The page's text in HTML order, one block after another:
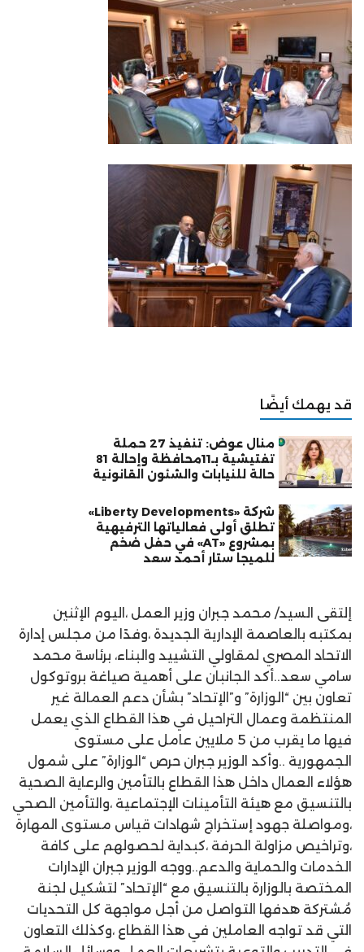
قد يهمك أيضًا
منال عوض: تنفيذ 27 حملة
تفتيشية بـ11محافظة وإحالة 81
حالة للنيابات والشئون القانونية
شركة «Liberty Developments»
تطلق أولى فعالياتها الترفيهية
بمشروع «AT» في حفل ضخم
للميجا ستار أحمد سعد
إلتقى السيد/ محمد جبران وزير العمل ،اليوم الإثنين
بمكتبه بالعاصمة الإدارية الجديدة ،وفدًا من مجلس إدارة
الاتحاد المصري لمقاولي التشييد والبناء، برئاسة محمد
سامي سعد..أكد الجانبان على أهمية صياغة بروتوكول
تعاون بين “الوزارة” و”الإتحاد” بشأن دعم العمالة غير
المنتظمة وعمال التراحيل في هذا القطاع الذي يعمل
فيها ما يقرب من 5 ملايين عامل على مستوى
الجمهورية ..وأكد الوزير جبران حرص “الوزارة” على شمول
هؤلاء العمال داخل هذا القطاع بالتأمين والرعاية الصحية
بالتنسيق مع هيئة التأمينات الإجتماعية ،والتأمين الصحي
،ومواصلة جهود إستخراج شهادات قياس مستوى المهارة
،وتراخيص مزاولة الحرفة ،كبداية لحصولهم على كافة
الخدمات والحماية والدعم..ووجه الوزير جبران الإدارات
المختصة بالوزارة بالتنسيق مع “الإتحاد” لتشكيل لجنة
مُشتركة هدفها التواصل من أجل مواجهة كل التحديات
التي قد تواجه العاملين في هذا القطاع ،وكذلك التعاون